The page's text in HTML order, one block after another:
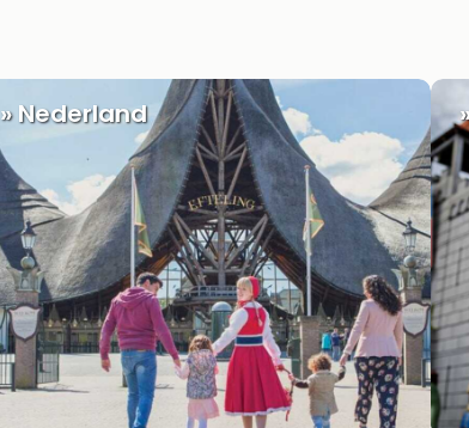
» Nederland